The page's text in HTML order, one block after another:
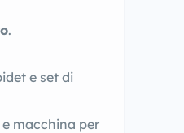
.
e set di
macchina per